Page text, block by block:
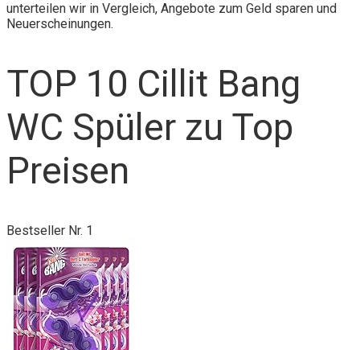
unterteilen wir in Vergleich, Angebote zum Geld sparen und
Neuerscheinungen.
TOP 10 Cillit Bang
WC Spüler zu Top
Preisen
Bestseller Nr. 1